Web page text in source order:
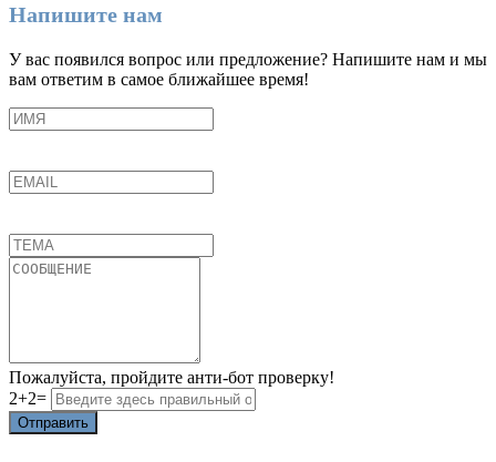
Напишите нам
У вас появился вопрос или предложение? Напишите нам и мы
вам ответим в самое ближайшее время!
Пожалуйста, пройдите анти-бот проверку!
2+2=
Отправить